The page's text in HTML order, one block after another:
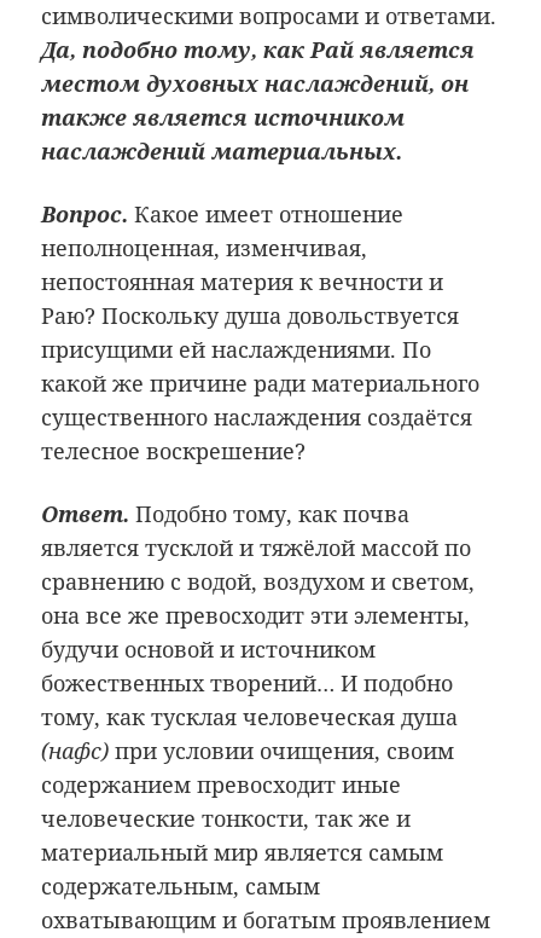
символическими вопросами и ответами.
Да, подобно тому, как Рай является
местом духовных наслаждений, он
также является источником
наслаждений материальных.
Вопрос. Какое имеет отношение
неполноценная, изменчивая,
непостоянная материя к вечности и
Раю? Поскольку душа довольствуется
присущими ей наслаждениями. По
какой же причине ради материального
существенного наслаждения создаётся
телесное воскрешение?
Ответ. Подобно тому, как почва
является тусклой и тяжёлой массой по
сравнению с водой, воздухом и светом,
она все же превосходит эти элементы,
будучи основой и источником
божественных творений… И подобно
тому, как тусклая человеческая душа
(нафс) при условии очищения, своим
содержанием превосходит иные
человеческие тонкости, так же и
материальный мир является самым
содержательным, самым
охватывающим и богатым проявлением